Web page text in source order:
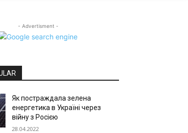
- Advertisment -
Як постраждала зелена
енергетика в Україні через
війну з Росією
28.04.2022